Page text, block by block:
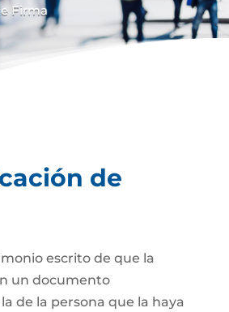
Firma
de
escrito de que la
un documento
de la persona que la haya